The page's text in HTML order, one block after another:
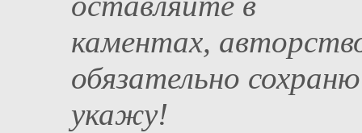
каментах,
обязательно
укажу!